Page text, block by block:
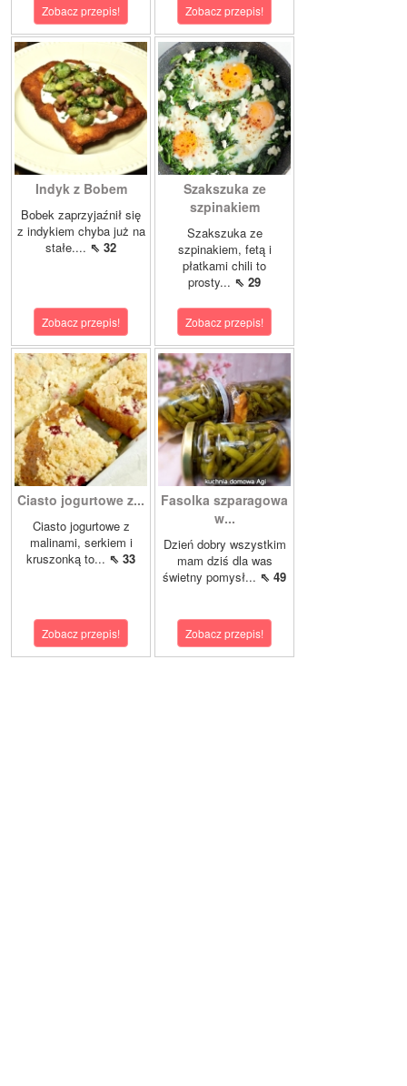
Zobacz przepis! Zobacz przepis!
Indyk z Bobem
Bobek zaprzyjaźnił się
z indykiem chyba już na
stałe.... ⇖ 32
Zobacz przepis!
Szakszuka ze
szpinakiem
Szakszuka ze
szpinakiem, fetą i
płatkami chili to
prosty... ⇖ 29
Zobacz przepis!
Ciasto jogurtowe z...
Ciasto jogurtowe z
malinami, serkiem i
kruszonką to... ⇖ 33
Zobacz przepis!
Fasolka szparagowa
w...
Dzień dobry wszystkim
mam dziś dla was
świetny pomysł... ⇖ 49
Zobacz przepis!